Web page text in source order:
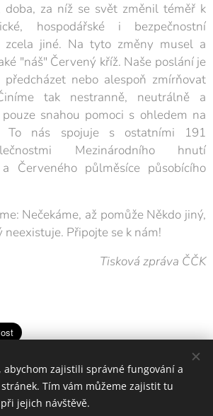
za níž se svět změnil téměř k
hospodářské i bezpečnostní
zcela jiné. Na tyto změny musel a
"náš" Červený kříž. Naše poslání je
nebo alespoň zmírňovat
tak nestranně, neutrálně a
snahou pomoci s ohledem na
To nás spojuje s ostatními 191
Mezinárodního hnutí
Červeného půlměsíce působícího
Nečekáme, až pomůže Někdo jiný,
neexistuje. Připojte se k nám!
Tisková zpráva ČČK
abychom zajistili správné fungování a
Tím vám můžeme zajistit tu
jejich návštěvě.